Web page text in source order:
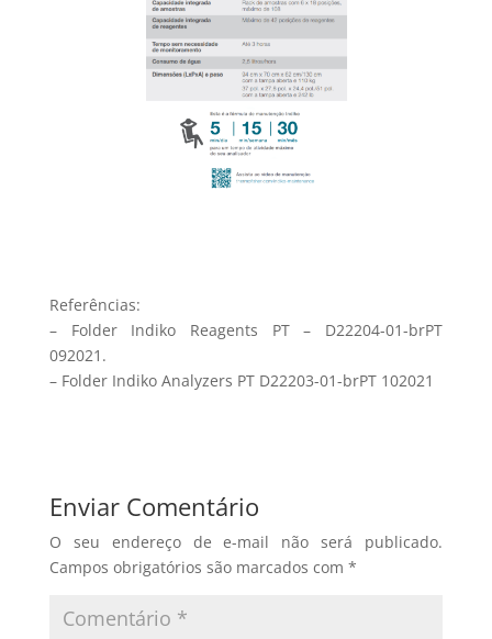
Referências:
– Folder Indiko Reagents PT – D22204-01-brPT
092021.
– Folder Indiko Analyzers PT D22203-01-brPT 102021
Enviar Comentário
O seu endereço de e-mail não será publicado.
Campos obrigatórios são marcados com *